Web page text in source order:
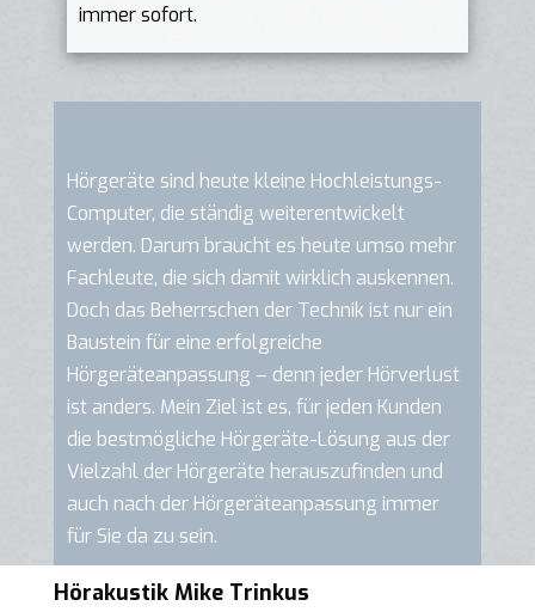
immer sofort.
Hörgeräte sind heute kleine Hochleistungs-
Computer, die ständig weiterentwickelt
werden. Darum braucht es heute umso mehr
Fachleute, die sich damit wirklich auskennen.
Doch das Beherrschen der Technik ist nur ein
Baustein für eine erfolgreiche
Hörgeräteanpassung – denn jeder Hörverlust
ist anders. Mein Ziel ist es, für jeden Kunden
die bestmögliche Hörgeräte-Lösung aus der
Vielzahl der Hörgeräte herauszufinden und
auch nach der Hörgeräteanpassung immer
für Sie da zu sein.
Hörakustik Mike Trinkus